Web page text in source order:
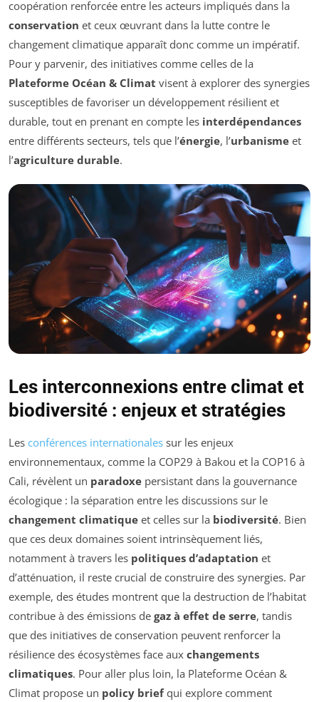
coopération renforcée entre les acteurs impliqués dans la
conservation et ceux œuvrant dans la lutte contre le
changement climatique apparaît donc comme un impératif.
Pour y parvenir, des initiatives comme celles de la
Plateforme Océan & Climat visent à explorer des synergies
susceptibles de favoriser un développement résilient et
durable, tout en prenant en compte les interdépendances
entre différents secteurs, tels que l’énergie, l’urbanisme et
l’agriculture durable.
Les interconnexions entre climat et
biodiversité : enjeux et stratégies
Les conférences internationales sur les enjeux
environnementaux, comme la COP29 à Bakou et la COP16 à
Cali, révèlent un paradoxe persistant dans la gouvernance
écologique : la séparation entre les discussions sur le
changement climatique et celles sur la biodiversité. Bien
que ces deux domaines soient intrinsèquement liés,
notamment à travers les politiques d’adaptation et
d’atténuation, il reste crucial de construire des synergies. Par
exemple, des études montrent que la destruction de l’habitat
contribue à des émissions de gaz à effet de serre, tandis
que des initiatives de conservation peuvent renforcer la
résilience des écosystèmes face aux changements
climatiques. Pour aller plus loin, la Plateforme Océan &
Climat propose un policy briefqui explore comment